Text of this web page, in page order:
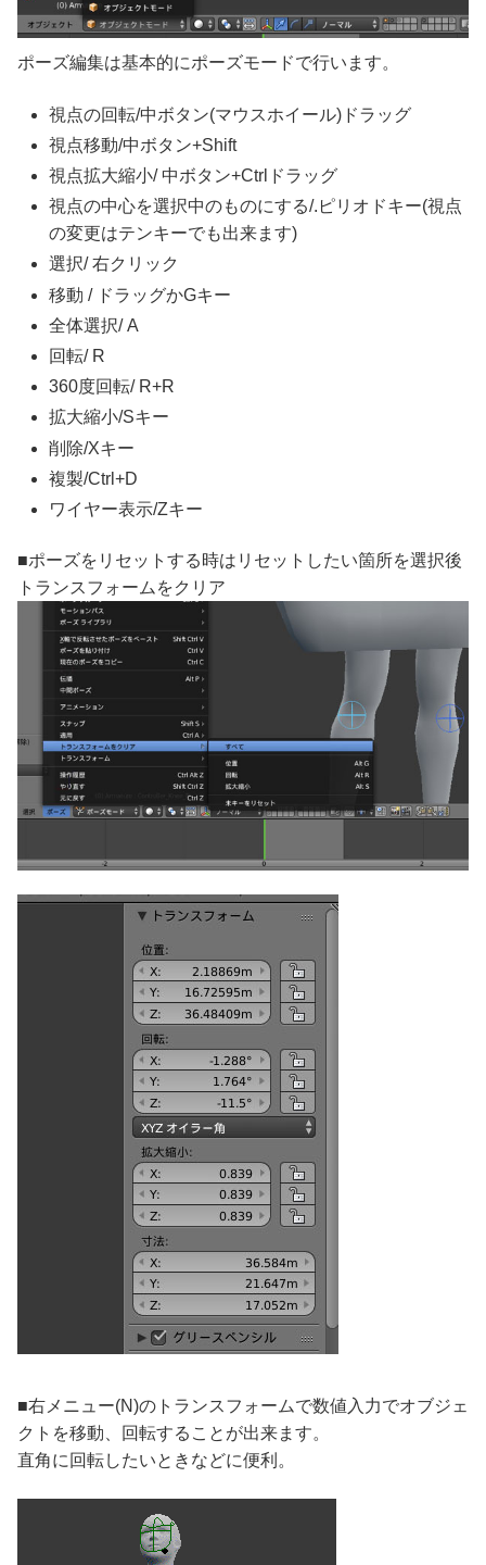
ポーズ編集は基本的にポーズモードで行います。
視点の回転/中ボタン(マウスホイール)ドラッグ
視点移動/中ボタン+Shift
視点拡大縮小/ 中ボタン+Ctrlドラッグ
視点の中心を選択中のものにする/.ピリオドキー(視点
の変更はテンキーでも出来ます)
選択/ 右クリック
移動 / ドラッグかGキー
全体選択/ A
回転/ R
360度回転/ R+R
拡大縮小/Sキー
削除/Xキー
複製/Ctrl+D
ワイヤー表示/Zキー
■ポーズをリセットする時はリセットしたい箇所を選択後
トランスフォームをクリア
■右メニュー(N)のトランスフォームで数値入力でオブジェ
クトを移動、回転することが出来ます。
直角に回転したいときなどに便利。